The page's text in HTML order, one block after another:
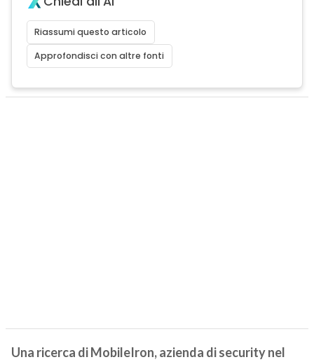
Riassumi questo articolo
Approfondisci con altre fonti
Una ricerca di MobileIron, azienda di security nel